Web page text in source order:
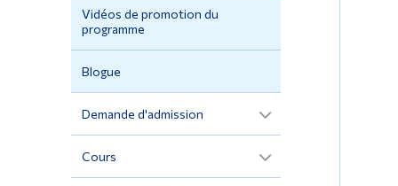
Vidéos de promotion du
programme
Blogue
Demande d'admission
Cours